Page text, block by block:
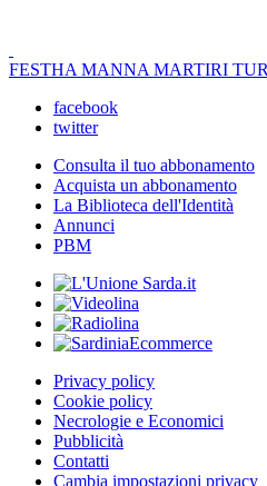
FESTHA MANNA MARTIRI
facebook
twitter
Consulta il tuo abbonamento
Acquista un abbonamento
La Biblioteca dell'Identità
Annunci
PBM
Privacy policy
Cookie policy
Necrologie e Economici
Pubblicità
Contatti
Cambia impostazioni privacy